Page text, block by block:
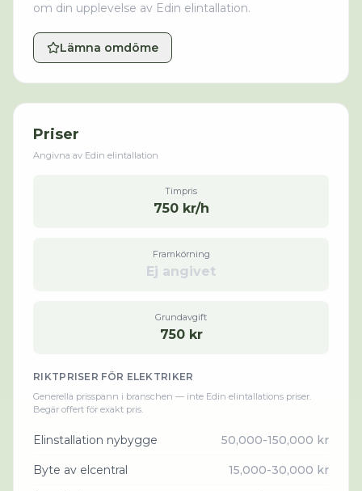
om din upplevelse av Edin elintallation.
Lämna omdöme
Priser
Angivna av Edin elintallation
Timpris
750 kr/h
Framkörning
Ej angivet
Grundavgift
750 kr
RIKTPRISER FÖR ELEKTRIKER
Generella prisspann i branschen — inte Edin elintallations priser.
Begär offert för exakt pris.
Elinstallation nybygge 50,000-150,000 kr
Byte av elcentral 15,000-30,000 kr